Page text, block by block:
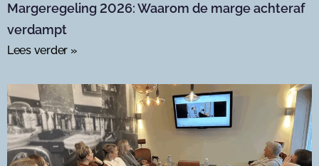
Margeregeling 2026: Waarom de marge achteraf
verdampt
Lees verder »